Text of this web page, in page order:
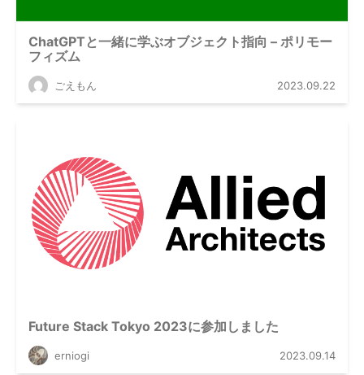
ChatGPTと一緒に学ぶオブジェクト指向 – ポリモー
フィズム
ごえもん 2023.09.22
Future Stack Tokyo 2023に参加しました
erniogi 2023.09.14